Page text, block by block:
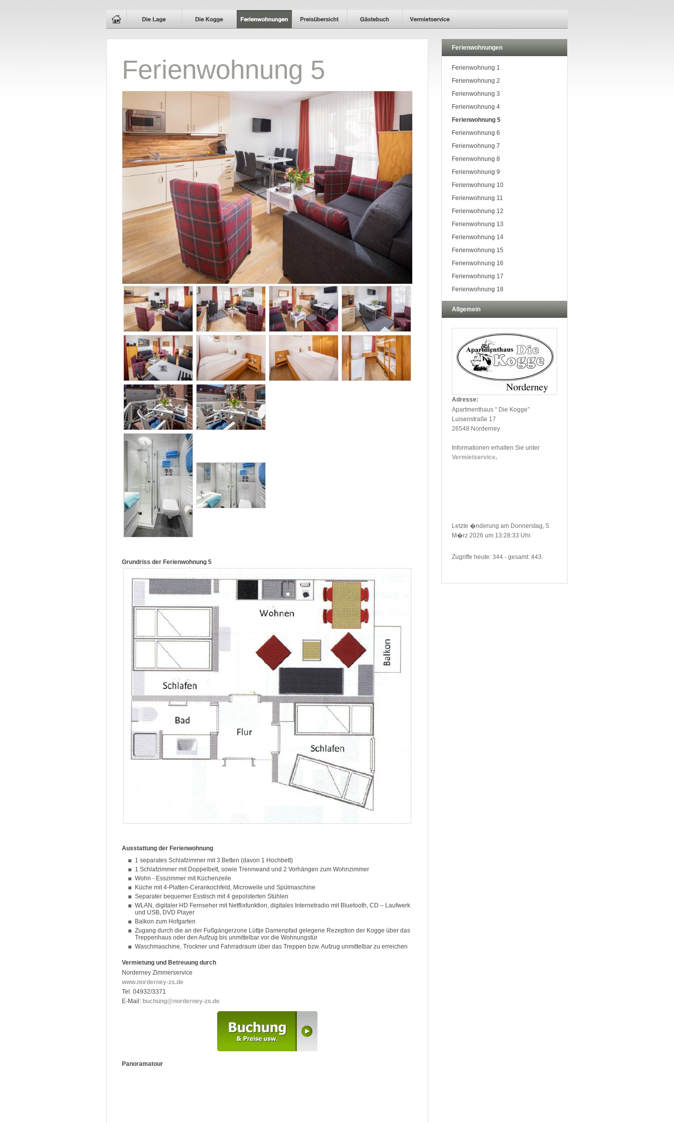
Ferienwohnung 5
Grundriss der Ferienwohnung 5
Ausstattung der Ferienwohnung
1 separates Schlafzimmer mit 3 Betten (davon 1 Hochbett)
1 Schlafzimmer mit Doppelbett, sowie Trennwand und 2 Vorhängen zum Wohnzimmer
Wohn - Esszimmer mit Küchenzeile
Küche mit 4-Platten-Cerankochfeld, Microwelle und Spülmaschine
Separater bequemer Esstisch mit 4 gepolsterten Stühlen
WLAN, digitaler HD Fernseher mit Netflixfunktion, digitales Internetradio mit Bluetooth, CD – Laufwerk
und USB, DVD Player
Balkon zum Hofgarten
Zugang durch die an der Fußgängerzone Lüttje Damenpfad gelegene Rezeption der Kogge über das
Treppenhaus oder den Aufzug bis unmittelbar vor die Wohnungstür
Waschmaschine, Trockner und Fahrradraum über das Treppen bzw. Aufzug unmittelbar zu erreichen
Vermietung und Betreuung durch
Norderney Zimmerservice
www.norderney-zs.de
Tel. 04932/3371
E-Mail: buchung@norderney-zs.de
Panoramatour
Ferienwohnungen
Ferienwohnung 1
Ferienwohnung 2
Ferienwohnung 3
Ferienwohnung 4
Ferienwohnung 5
Ferienwohnung 6
Ferienwohnung 7
Ferienwohnung 8
Ferienwohnung 9
Ferienwohnung 10
Ferienwohnung 11
Ferienwohnung 12
Ferienwohnung 13
Ferienwohnung 14
Ferienwohnung 15
Ferienwohnung 16
Ferienwohnung 17
Ferienwohnung 18
Allgemein
Adresse:
Apartmenthaus “ Die Kogge”
Luisenstraße 17
26548 Norderney
Informationen erhalten Sie unter
Vermietservice.
Letzte �nderung am Donnerstag, 5.
M�rz 2026 um 13:28:33 Uhr.
Zugriffe heute: 344 - gesamt: 443.